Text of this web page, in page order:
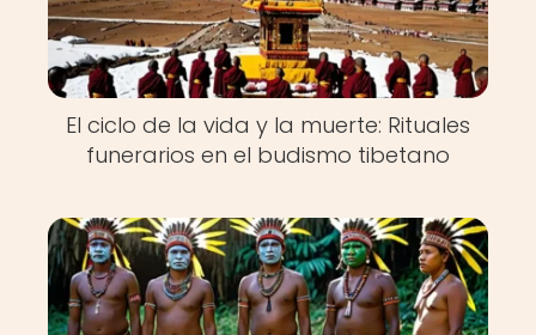
El ciclo de la vida y la muerte: Rituales
funerarios en el budismo tibetano